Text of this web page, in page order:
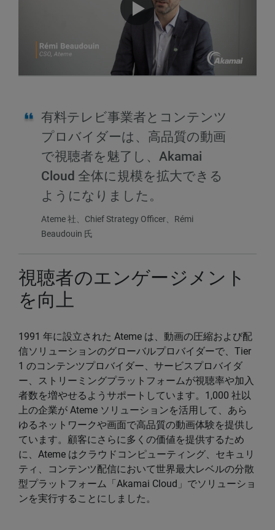
有料テレビ事業者とコンテンツ
プロバイダーは、高品質の動画
で視聴者を魅了し、Akamai
Cloud 全体に規模を拡大できる
ようになりました。
Ateme 社、Chief Strategy Officer、Rémi
Beaudouin 氏
視聴者のエンゲージメント
を向上
1991 年に設立された Ateme は、動画の圧縮および配
信ソリューションのグローバルプロバイダーで、Tier
1 のコンテンツプロバイダー、サービスプロバイダ
ー、ストリーミングプラットフォームが視聴率や加入
者数を増やせるようサポートしています。1,000 社以
上の企業が Ateme ソリューションを活用して、あら
ゆるネットワークや画面で高品質の動画体験を提供し
ています。顧客にさらに多くの価値を提供するため
に、Ateme はクラウドコンピューティング、セキュリ
ティ、コンテンツ配信において世界最大レベルの分散
型プラットフォーム「Akamai Cloud」でソリューショ
ンを実行することにしました。